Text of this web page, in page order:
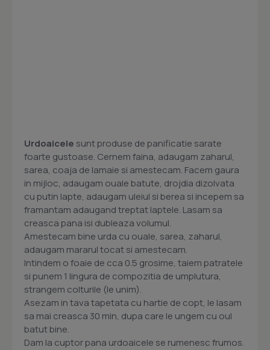
Urdoaicele sunt produse de panificatie sarate
foarte gustoase. Cernem faina, adaugam zaharul,
sarea, coaja de lamaie si amestecam. Facem gaura
in mijloc, adaugam ouale batute, drojdia dizolvata
cu putin lapte, adaugam uleiul si berea si incepem sa
framantam adaugand treptat laptele. Lasam sa
creasca pana isi dubleaza volumul.
Amestecam bine urda cu ouale, sarea, zaharul,
adaugam mararul tocat si amestecam.
Intindem o foaie de cca 0.5 grosime, taiem patratele
si punem 1 lingura de compozitia de umplutura,
strangem colturile (le unim).
Asezam in tava tapetata cu hartie de copt, le lasam
sa mai creasca 30 min, dupa care le ungem cu oul
batut bine.
Dam la cuptor pana urdoaicele se rumenesc frumos.